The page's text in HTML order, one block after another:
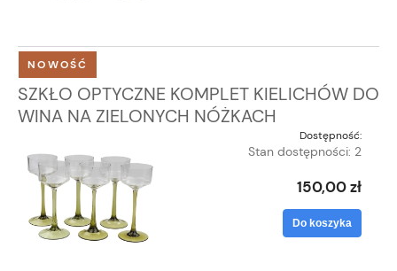
SZKŁO OPTYCZNE KOMPLET KIELICHÓW DO
WINA NA ZIELONYCH NÓŻKACH
Dostępność:
Stan dostępności: 2
150,00 zł
Do koszyka
NOWOŚĆ